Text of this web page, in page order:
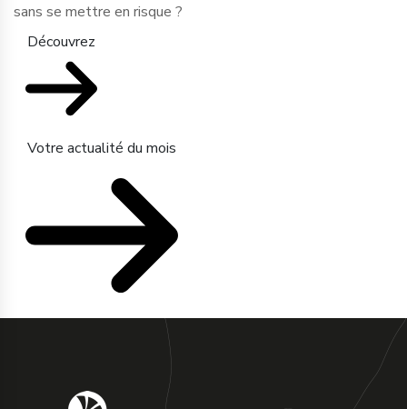
sans se mettre en risque ?
Découvrez
Votre actualité du mois